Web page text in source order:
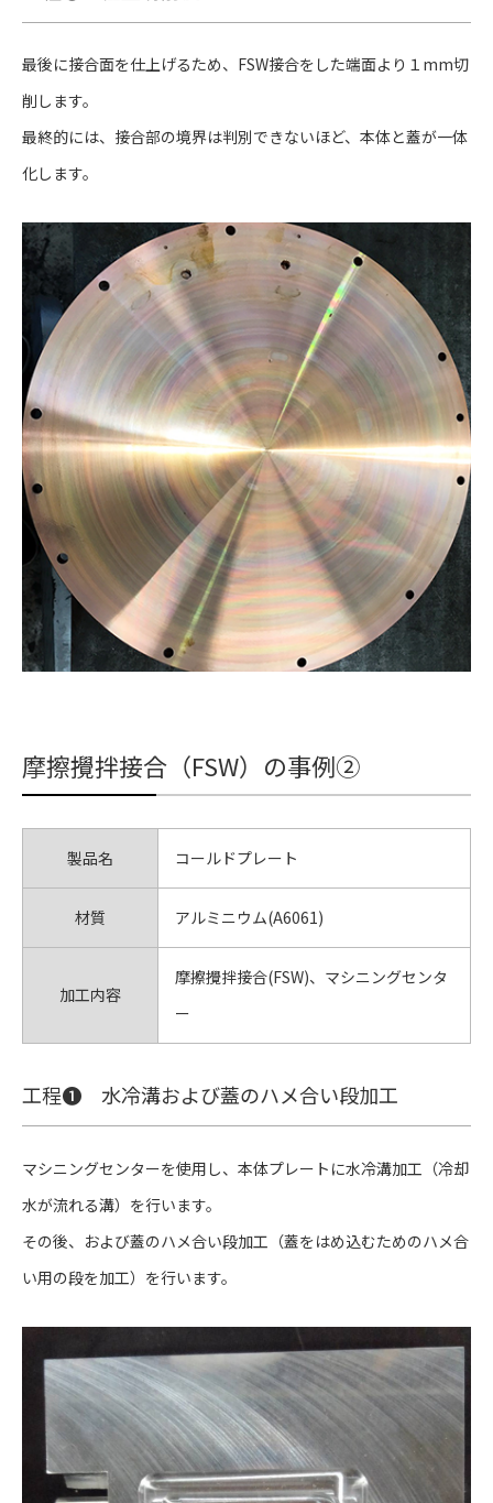
最後に接合面を仕上げるため、FSW接合をした端面より１mm切
削します。
最終的には、接合部の境界は判別できないほど、本体と蓋が一体
化します。
摩擦攪拌接合（FSW）の事例②
製品名 コールドプレート
材質 アルミニウム(A6061)
加工内容
摩擦攪拌接合(FSW)、マシニングセンタ
ー
工程❶ 水冷溝および蓋のハメ合い段加工
マシニングセンターを使用し、本体プレートに水冷溝加工（冷却
水が流れる溝）を行います。
その後、および蓋のハメ合い段加工（蓋をはめ込むためのハメ合
い用の段を加工）を行います。